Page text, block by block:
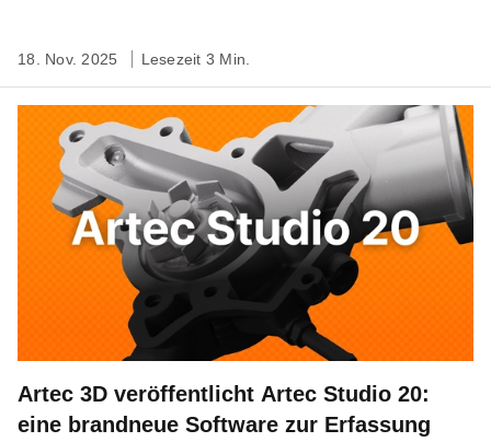
18. Nov. 2025 Lesezeit 3 Min.
Artec 3D veröffentlicht Artec Studio 20:
eine brandneue Software zur Erfassung